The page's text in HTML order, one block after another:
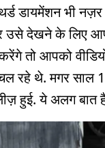
डायमेंशन भी
उसे देखने के लिए
तो आपको
रहे थे. मगर साल
हुई. ये अलग